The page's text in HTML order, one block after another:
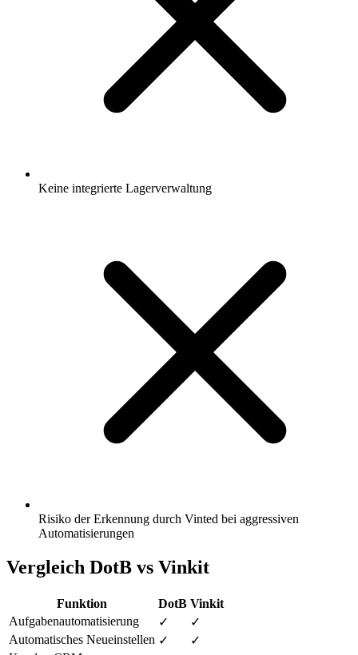
Keine integrierte Lagerverwaltung
Risiko der Erkennung durch Vinted bei aggressiven
Automatisierungen
Vergleich DotB vs Vinkit
Funktion DotB Vinkit
Aufgabenautomatisierung
✓
✓
Automatisches Neueinstellen ✓
✓